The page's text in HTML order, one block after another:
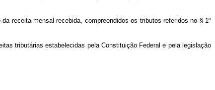
receita mensal recebida, compreendidos os tributos referidos no § 1º
tributárias estabelecidas pela Constituição Federal e pela legislação